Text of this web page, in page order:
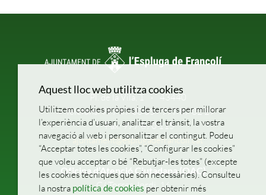
Pl. de la Vila, 1
43440
Telèfons: 977 87 00 05 - 977 87 02 27
Fax: 977 870 115
ajuntament@esplugadefrancoli.cat
Oficina d’Atenció Ciutadana (OAC)
C/ Torres Jordi, 16
Aquest lloc web utilitza cookies
Utilitzem cookies pròpies i de tercers per millorar
l’experiència d’usuari, analitzar el trànsit, la vostra
navegació al web i personalitzar el contingut. Podeu
“Acceptar totes les cookies”, “Configurar les cookies”
que voleu acceptar o bé “Rebutjar-les totes” (excepte
les cookies tècniques que són necessàries). Consulteu
la nostra política de cookies per obtenir més